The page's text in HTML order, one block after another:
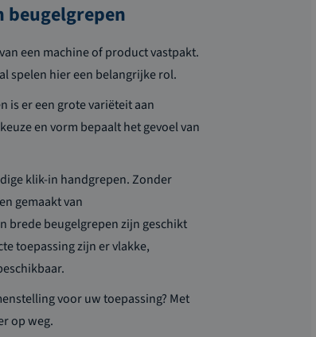
beugelgrepen
een machine of product vastpakt.
spelen hier een belangrijke rol.
is er een grote variëteit aan
en vorm bepaalt het gevoel van
klik-in handgrepen. Zonder
en gemaakt van
brede beugelgrepen zijn geschikt
toepassing zijn er vlakke,
voor uw toepassing? Met
op weg.